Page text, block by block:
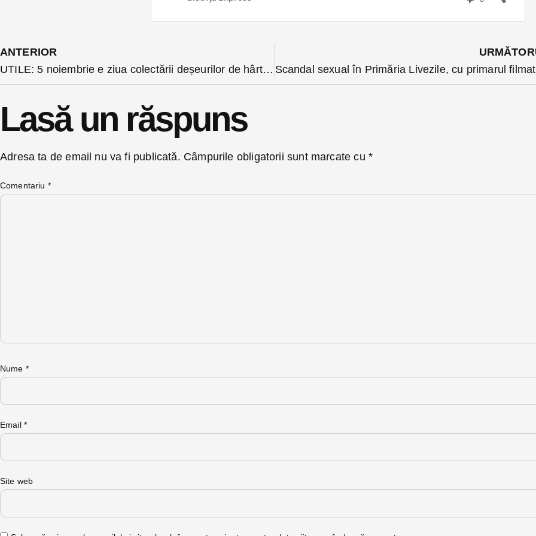
ANTERIOR
UTILE: 5 noiembrie e ziua colectării deșeurilor de hârtie și carton în Bistrița
Lasă un răspuns
Adresa ta de email nu va fi publicată. Câmpurile obligatorii sunt marcate cu *
Comentariu *
Nume *
Email *
Site web